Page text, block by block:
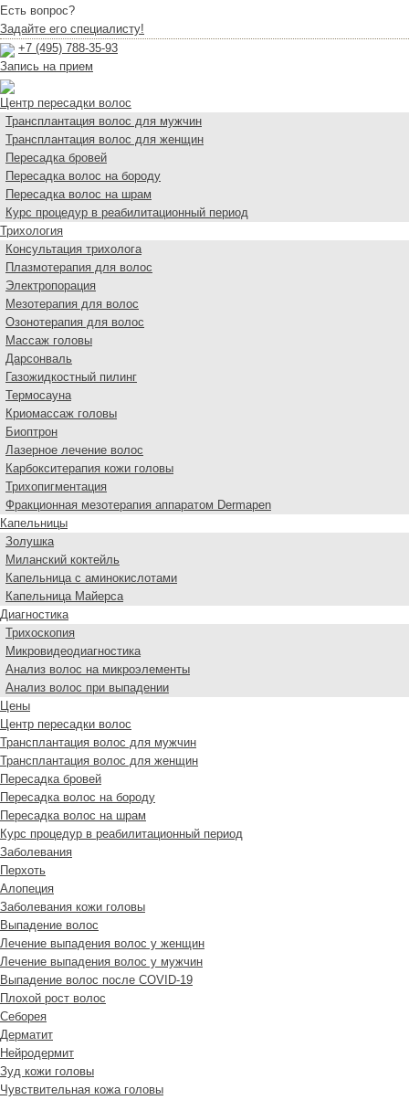
Есть вопрос?
Задайте его специалисту!
+7 (495) 788-35-93
Запись на прием
Центр пересадки волос
Трансплантация волос для мужчин
Трансплантация волос для женщин
Пересадка бровей
Пересадка волос на бороду
Пересадка волос на шрам
Курс процедур в реабилитационный период
Трихология
Консультация трихолога
Плазмотерапия для волос
Электропорация
Мезотерапия для волос
Озонотерапия для волос
Массаж головы
Дарсонваль
Газожидкостный пилинг
Термосауна
Криомассаж головы
Биоптрон
Лазерное лечение волос
Карбокситерапия кожи головы
Трихопигментация
Фракционная мезотерапия аппаратом Dermapen
Капельницы
Золушка
Миланский коктейль
Капельница с аминокислотами
Капельница Майерса
Диагностика
Трихоскопия
Микровидеодиагностика
Анализ волос на микроэлементы
Анализ волос при выпадении
Цены
Центр пересадки волос
Трансплантация волос для мужчин
Трансплантация волос для женщин
Пересадка бровей
Пересадка волос на бороду
Пересадка волос на шрам
Курс процедур в реабилитационный период
Заболевания
Перхоть
Алопеция
Заболевания кожи головы
Выпадение волос
Лечение выпадения волос у женщин
Лечение выпадения волос у мужчин
Выпадение волос после COVID-19
Плохой рост волос
Cеборея
Дерматит
Нейродермит
Зуд кожи головы
Чувствительная кожа головы